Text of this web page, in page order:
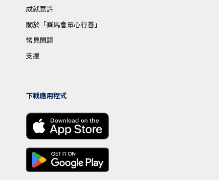
成就嘉許
關於「賽馬會眾心行善」
常見問題
支援
下載應用程式